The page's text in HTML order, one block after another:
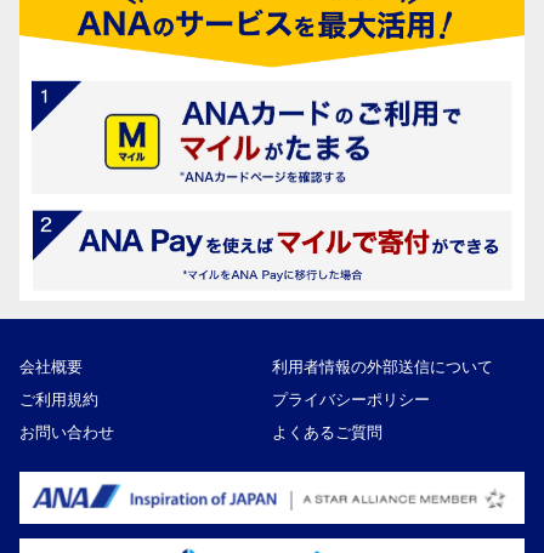
会社概要
利用者情報の外部送信について
ご利用規約
プライバシーポリシー
お問い合わせ
よくあるご質問